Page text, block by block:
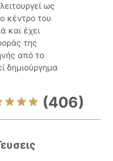
ως
κέντρο του
και έχει
της
από το
δημιούργημα
(406)